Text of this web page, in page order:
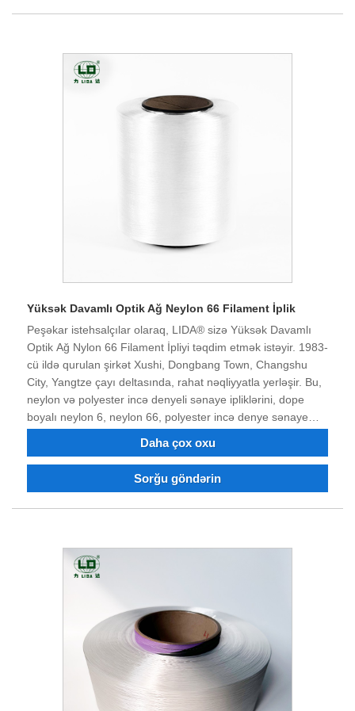
gələcəkdə qazan-qazan vəziyyəti yaratmaq üçün birlikdə
işləyə bilərik və Çində uzunmüddətli tərəfdaşınız olmaq
Yüksək Davamlı Optik Ağ Neylon 66 Filament İplik
Peşəkar istehsalçılar olaraq, LIDA® sizə Yüksək Davamlı
Optik Ağ Nylon 66 Filament İpliyi təqdim etmək istəyir. 1983-
cü ildə qurulan şirkət Xushi, Dongbang Town, Changshu
City, Yangtze çayı deltasında, rahat nəqliyyatla yerləşir. Bu,
neylon və polyester incə denyeli sənaye ipliklərini, dope
boyalı neylon 6, neylon 66, polyester incə denye sənaye
polyester filamenti birləşdirən istehsalçıdır. Polyester neylon
mübarizə və texnoloji transformasiya və innovasiyadan
işiniz olmağı səbirsizliklə gözləyirik.
Daha çox oxu
Sorğu göndərin